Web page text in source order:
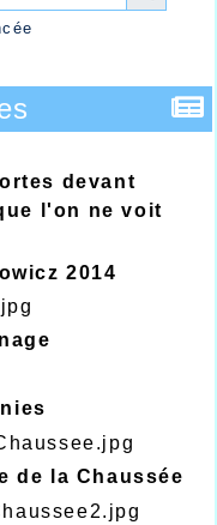
devant
l'on ne voit
2014
de la Chaussée